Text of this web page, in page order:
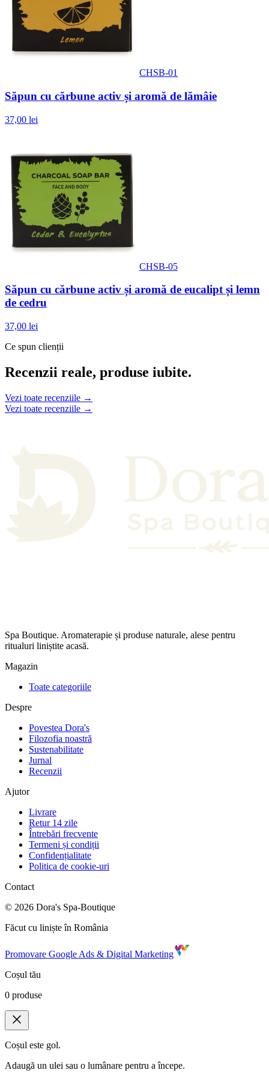
CHSB-01
Săpun cu cărbune activ și aromă de lămâie
37,00 lei
CHSB-05
Săpun cu cărbune activ și aromă de eucalipt și lemn
de cedru
37,00 lei
Ce spun clienții
Recenzii reale, produse iubite.
Vezi toate recenziile →
Vezi toate recenziile →
Spa Boutique. Aromaterapie și produse naturale, alese pentru
ritualuri liniștite acasă.
Magazin
Toate categoriile
Despre
Povestea Dora's
Filozofia noastră
Sustenabilitate
Jurnal
Recenzii
Ajutor
Livrare
Retur 14 zile
Întrebări frecvente
Termeni și condiții
Confidențialitate
Politica de cookie-uri
Contact
© 2026 Dora's Spa-Boutique
Făcut cu liniște în România
Promovare Google Ads & Digital Marketing
Coșul tău
0 produse
Coșul este gol.
Adaugă un ulei sau o lumânare pentru a începe.